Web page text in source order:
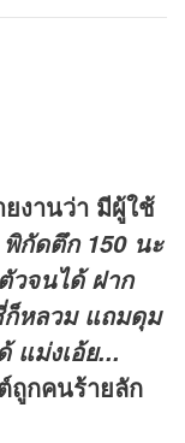
ยงานว่า มีผู้ใช้
พิกัดตึก 150 นะ
วจนได้ ฝาก
หลวม แถมดุม
แม่งเอ้ย...
ถูกคนร้ายลัก